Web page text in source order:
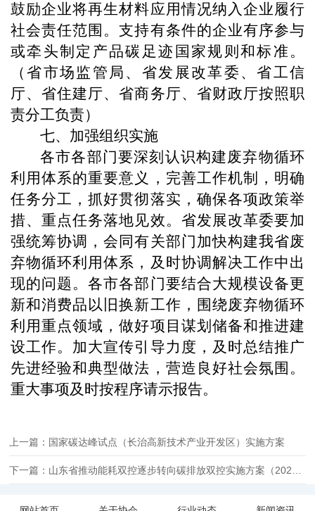
鼓励企业将再生材料应用情况纳入企业履行
社会责任范围。支持有条件的企业有序参与
或牵头制定产品碳足迹国家规则和标准。
（省市场监管局、省发展改革委、省工信
厅、省住建厅、省商务厅、省财政厅按照职
责分工负责）
七、加强组织实施
各市各部门要深刻认识构建废弃物循环
利用体系的重要意义，完善工作机制，明确
任务分工，抓好贯彻落实，确保各项政策举
措、重点任务落地见效。省发展改革委要加
强统筹协调，会同有关部门加快构建我省废
弃物循环利用体系，及时协调解决工作中出
现的问题。各市各部门要结合大规模设备更
新和消费品以旧换新工作，围绕废弃物循环
利用重点领域，做好项目谋划储备和推进建
设工作。加大宣传引导力度，及时总结推广
先进经验和典型做法，营造良好社会氛围。
重大事项及时按程序请示报告。
上一篇：国家碳达峰试点（长治高新技术产业开发区）实施方案
下一篇：山东省推动能耗双控逐步转向碳排放双控实施方案（2024-2025年）